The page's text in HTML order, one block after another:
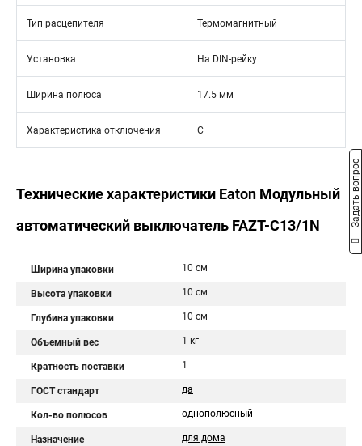
Тип расцепителя Термомагнитный
Установка На DIN-рейку
Ширина полюса 17.5 мм
Характеристика отключения C
Технические характеристики Eaton Модульный
автоматический выключатель FAZT-C13/1N
Ширина упаковки 10 см
Высота упаковки 10 см
Глубина упаковки 10 см
Объемный вес 1 кг
Кратность поставки 1
ГОСТ стандарт да
Кол-во полюсов однополюсный
Назначение для дома
Задать вопрос